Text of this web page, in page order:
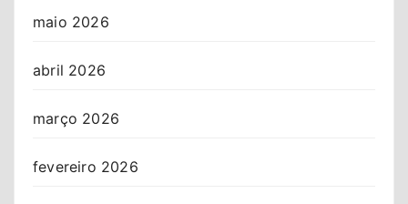
maio 2026
abril 2026
março 2026
fevereiro 2026